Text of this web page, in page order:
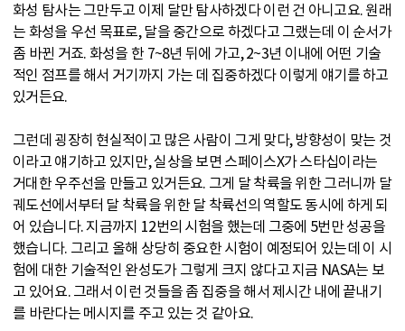
화성 탐사는 그만두고 이제 달만 탐사하겠다 이런 건 아니고요. 원래
는 화성을 우선 목표로, 달을 중간으로 하겠다고 그랬는데 이 순서가
좀 바뀐 거죠. 화성을 한 7~8년 뒤에 가고, 2~3년 이내에 어떤 기술
적인 점프를 해서 거기까지 가는 데 집중하겠다 이렇게 얘기를 하고
있거든요.
그런데 굉장히 현실적이고 많은 사람이 그게 맞다, 방향성이 맞는 것
이라고 얘기하고 있지만, 실상을 보면 스페이스X가 스타십이라는
거대한 우주선을 만들고 있거든요. 그게 달 착륙을 위한 그러니까 달
궤도선에서부터 달 착륙을 위한 달 착륙선의 역할도 동시에 하게 되
어 있습니다. 지금까지 12번의 시험을 했는데 그중에 5번만 성공을
했습니다. 그리고 올해 상당히 중요한 시험이 예정되어 있는데 이 시
험에 대한 기술적인 완성도가 그렇게 크지 않다고 지금 NASA는 보
고 있어요. 그래서 이런 것들을 좀 집중을 해서 제시간 내에 끝내기
를 바란다는 메시지를 주고 있는 것 같아요.